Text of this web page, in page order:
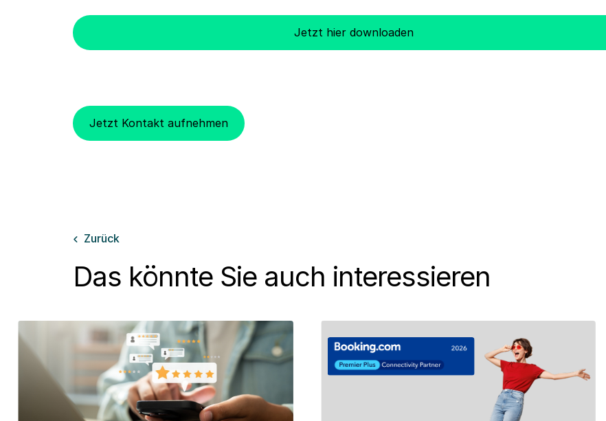
Jetzt hier downloaden
Jetzt Kontakt aufnehmen
 Zurück
Das könnte Sie auch interessieren